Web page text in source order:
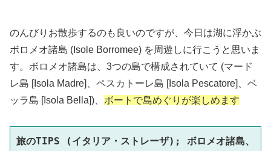
のんびりお散歩するのも良いのですが、今日は湖に浮かぶ
ボロメオ諸島 (Isole Borromee) を周遊しに行こうと思いま
す。ボロメオ諸島は、3つの島で構成されていて (マード
レ島 [Isola Madre]、ペスカトーレ島 [Isola Pescatore]、ベ
ッラ島 [Isola Bella])、 ボートで島めぐりが楽しめます
旅のTIPS (イタリア・ストレーザ); ボロメオ諸島、